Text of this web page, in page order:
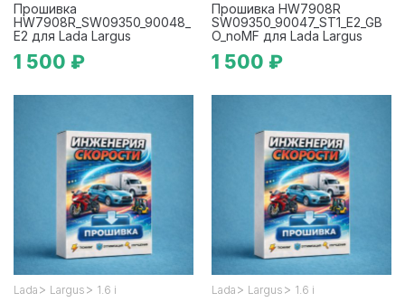
Прошивка
HW7908R_SW09350_90048_
E2 для Lada Largus
1 500 ₽
Прошивка HW7908R
SW09350_90047_ST1_E2_GB
O_noMF для Lada Largus
1 500 ₽
Lada > Largus > 1.6 i Lada > Largus > 1.6 i